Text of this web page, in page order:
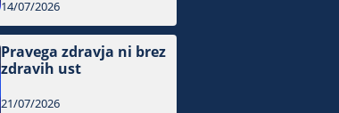
14/07/2026
Pravega zdravja ni brez
zdravih ust
21/07/2026